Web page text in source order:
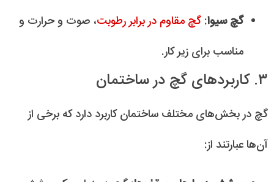
گچ سیوا: گچ مقاوم در برابر رطوبت، صوت و حرارت و
مناسب برای زیر کار.
۳. کاربردهای گچ در ساختمان
گچ در بخش‌های مختلف ساختمان کاربرد دارد که برخی از
آن‌ها عبارتند از: